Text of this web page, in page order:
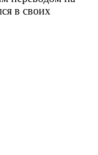
в своих